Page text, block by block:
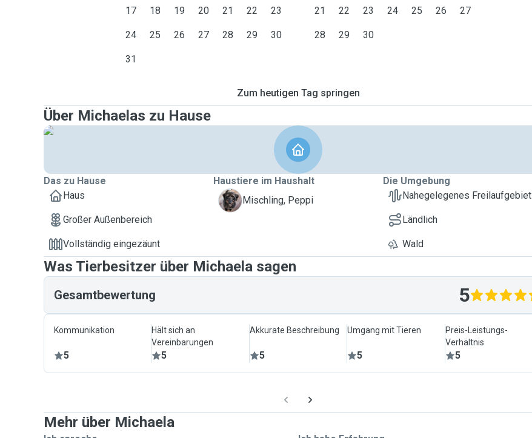
17 18 19 20 21 22 23
24 25 26 27 28 29 30
31
21 22 23 24 25 26 27
28 29 30
Zum heutigen Tag springen
Über Michaelas zu Hause
Das zu Hause
Haus
Großer Außenbereich
Vollständig eingezäunt
Haustiere im Haushalt
P
Mischling, Peppi
Die Umgebung
Nahegelegenes Freilaufgebiet
Ländlich
Wald
Was Tierbesitzer über Michaela sagen
Gesamtbewertung 5
Kommunikation
5
Hält sich an
Vereinbarungen
5
Akkurate Beschreibung
5
Umgang mit Tieren
5
Preis-Leistungs-
Verhältnis
5
Mehr über Michaela